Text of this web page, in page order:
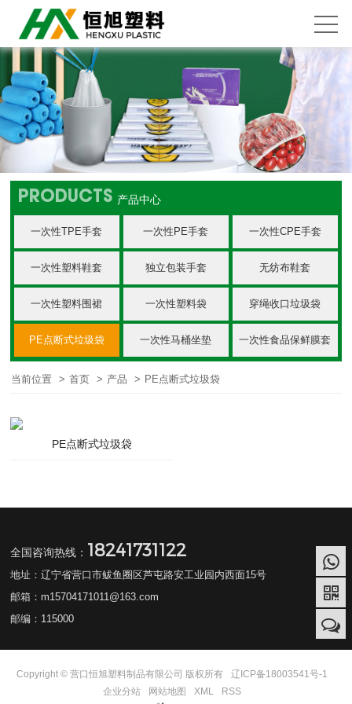
PRODUCTS 产品中心
一次性TPE手套 一次性PE手套 一次性CPE手套
一次性塑料鞋套 独立包装手套 无纺布鞋套
一次性塑料围裙 一次性塑料袋 穿绳收口垃圾袋
PE点断式垃圾袋 一次性马桶坐垫 一次性食品保鲜膜套
当前位置 > 首页 > 产品 > PE点断式垃圾袋
PE点断式垃圾袋
全国咨询热线： 18241731122
地址：辽宁省营口市鲅鱼圈区芦屯路安工业园内西面15号
邮箱：m15704171011@163.com
邮编：115000
Copyright © 营口恒旭塑料制品有限公司 版权所有
辽ICP备18003541号-1
企业分站
网站地图 XML
RSS